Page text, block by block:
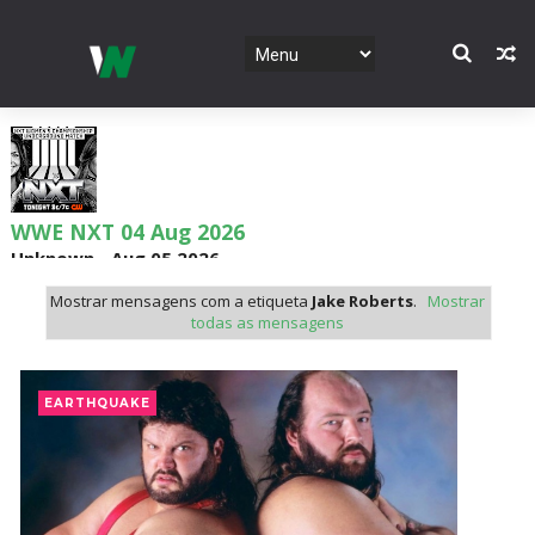
WWE NXT 04 Aug 2026
Unknown Aug 05 2026
WWE Monday Night Raw 03 Aug 2026
Unknown-Aug 04 2026
WWE SummerSlam 2026 - Sunday
Unknown -Aug 02 2026
Mostrar mensagens com a etiqueta Jake Roberts.
Mostrar
todas as mensagens
EARTHQUAKE